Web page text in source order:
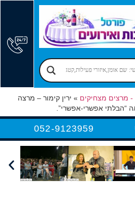
- מרצים מצחיקים » ירין קימור – מרצה
“הבלתי אפשרי-אפשרי”.
052-9123959